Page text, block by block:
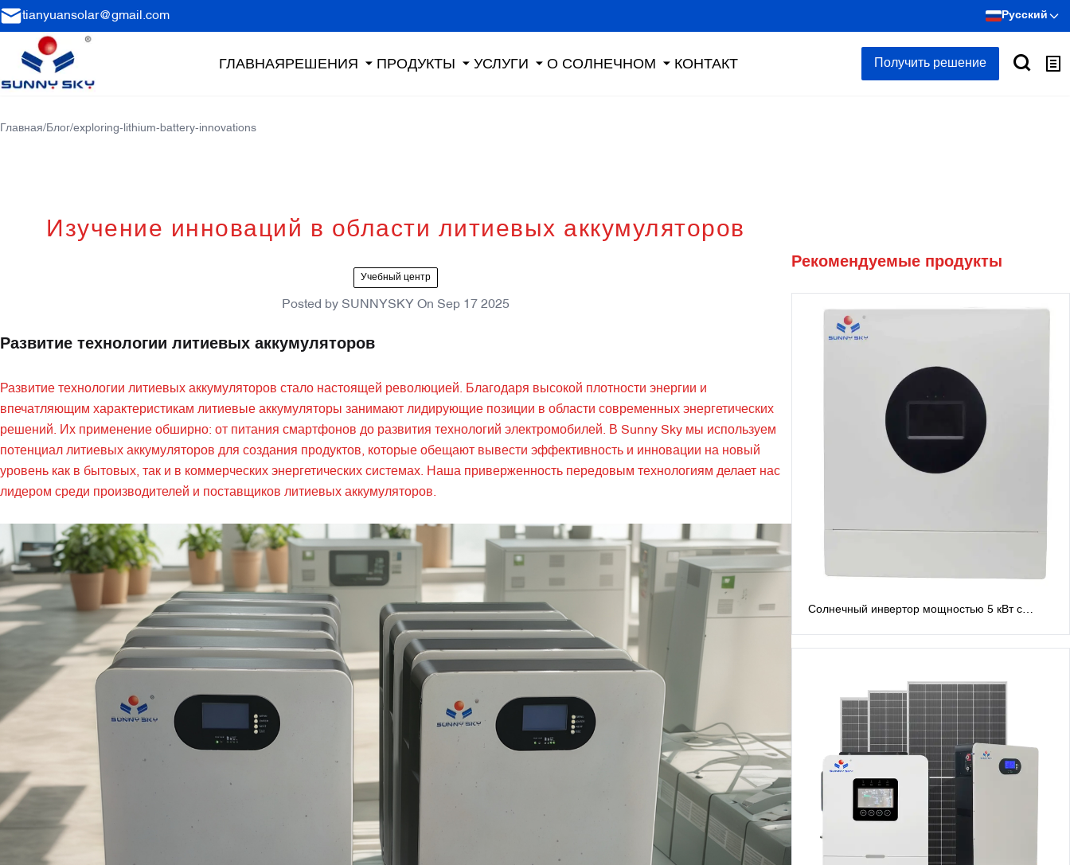
tianyuansolar@gmail.com Русский
ГЛАВНАЯРЕШЕНИЯ ПРОДУКТЫ УСЛУГИ О СОЛНЕЧНОМ КОНТАКТ Получить решение
Главная/Блог/exploring-lithium-battery-innovations
Изучение инноваций в области литиевых аккумуляторов
Учебный центр
Posted by SUNNYSKY On Sep 17 2025
Развитие технологии литиевых аккумуляторов
Развитие технологии литиевых аккумуляторов стало настоящей революцией. Благодаря высокой плотности энергии и
впечатляющим характеристикам литиевые аккумуляторы занимают лидирующие позиции в области современных энергетических
решений. Их применение обширно: от питания смартфонов до развития технологий электромобилей. В Sunny Sky мы используем
потенциал литиевых аккумуляторов для создания продуктов, которые обещают вывести эффективность и инновации на новый
уровень как в бытовых, так и в коммерческих энергетических системах. Наша приверженность передовым технологиям делает нас
лидером среди производителей и поставщиков литиевых аккумуляторов.
Рекомендуемые продукты
Солнечный инвертор мощностью 5 кВт с